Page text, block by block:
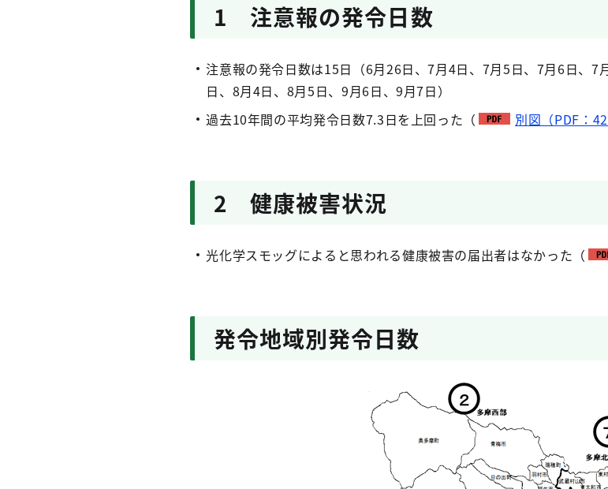
1 注意報の発令日数
注意報の発令日数は15日（6月26日、7月4日、7月5日、7月6日、
日、8月4日、8月5日、9月6日、9月7日）
過去10年間の平均発令日数7.3日を上回った（
別図（PDF：
2 健康被害状況
光化学スモッグによると思われる健康被害の届出者はなかった（
発令地域別発令日数